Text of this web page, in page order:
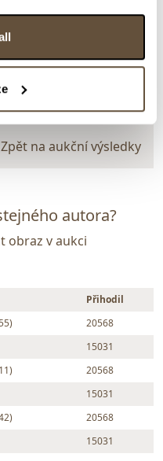
Malinconico
27.05.2026 23:05:56
4 900 Kč
Zpět na aukční výsledky
autora?
obraz v aukci
Přihodil
20568
15031
20568
15031
20568
15031